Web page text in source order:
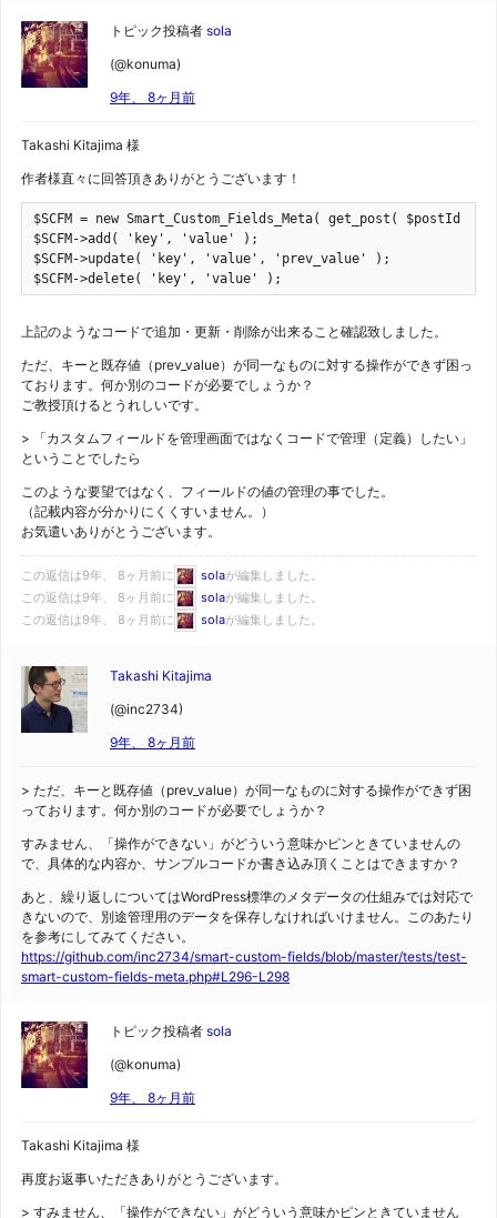
トピック投稿者 sola
(@konuma)
9年、 8ヶ月前
Takashi Kitajima 様
作者様直々に回答頂きありがとうございます！
$SCFM = new Smart_Custom_Fields_Meta( get_post( $postId )
$SCFM->add( 'key', 'value' );
$SCFM->update( 'key', 'value', 'prev_value' );
上記のようなコードで追加・更新・削除が出来ること確認致しました。
ただ、キーと既存値（prev_value）が同一なものに対する操作ができず困っ
ております。何か別のコードが必要でしょうか？
ご教授頂けるとうれしいです。
> 「カスタムフィールドを管理画面ではなくコードで管理（定義）したい」
ということでしたら
このような要望ではなく、フィールドの値の管理の事でした。
（記載内容が分かりにくくすいません。）
お気遣いありがとうございます。
この返信は9年、 8ヶ月前に solaが編集しました。
この返信は9年、 8ヶ月前に
solaが編集しました。
この返信は9年、 8ヶ月前に
solaが編集しました。
Takashi Kitajima
(@inc2734)
9年、 8ヶ月前
> ただ、キーと既存値（prev_value）が同一なものに対する操作ができず困
っております。何か別のコードが必要でしょうか？
すみません、「操作ができない」がどういう意味かピンときていませんの
で、具体的な内容か、サンプルコードか書き込み頂くことはできますか？
あと、繰り返しについてはWordPress標準のメタデータの仕組みでは対応で
きないので、別途管理用のデータを保存しなければいけません。このあたり
を参考にしてみてください。
https://github.com/inc2734/smart-custom-fields/blob/master/tests/test-
smart-custom-fields-meta.php#L296-L298
トピック投稿者 sola
(@konuma)
9年、 8ヶ月前
Takashi Kitajima 様
再度お返事いただきありがとうございます。
> すみません、「操作ができない」がどういう意味かピンときていません